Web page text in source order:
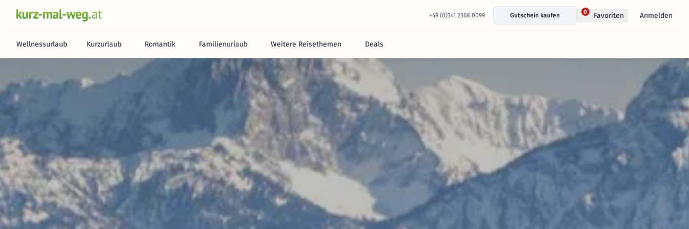
+49 (0)341 2368 0099 Gutschein kaufen
0 Favoriten Anmelden
Wellnessurlaub Kurzurlaub Romantik Familienurlaub Weitere Reisethemen Deals